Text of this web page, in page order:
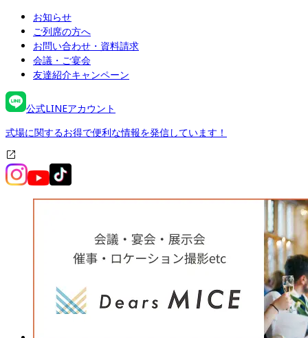
お知らせ
ご列席の方へ
お問い合わせ・資料請求
会議・ご宴会
友達紹介キャンペーン
公式LINEアカウント
式場に関するお得で便利な情報を発信しています！